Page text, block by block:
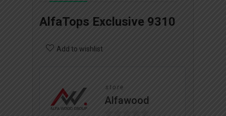
AlfaTops Exclusive 9310
Add to wishlist
store
Alfawood